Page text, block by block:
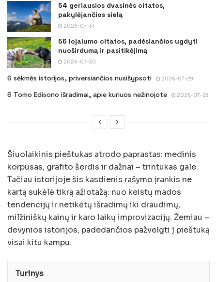
54 geriausios dvasinės citatos,
pakylėjančios sielą
2026-07-31
56 lojalumo citatos, padėsiančios ugdyti
nuoširdumą ir pasitikėjimą
2026-07-30
6 sėkmės istorijos, priversiančios nusišypsoti 2026-07-29
6 Tomo Edisono išradimai, apie kuriuos nežinojote 2026-07-28
Šiuolaikinis pieštukas atrodo paprastas: medinis
korpusas, grafito šerdis ir dažnai – trintukas gale.
Tačiau istorijoje šis kasdienis rašymo įrankis ne
kartą sukėlė tikrą ažiotažą: nuo keistų mados
tendencijų ir netikėtų išradimų iki draudimų,
milžiniškų kainų ir karo laikų improvizacijų. Žemiau –
devynios istorijos, padedančios pažvelgti į pieštuką
visai kitu kampu.
Turinys